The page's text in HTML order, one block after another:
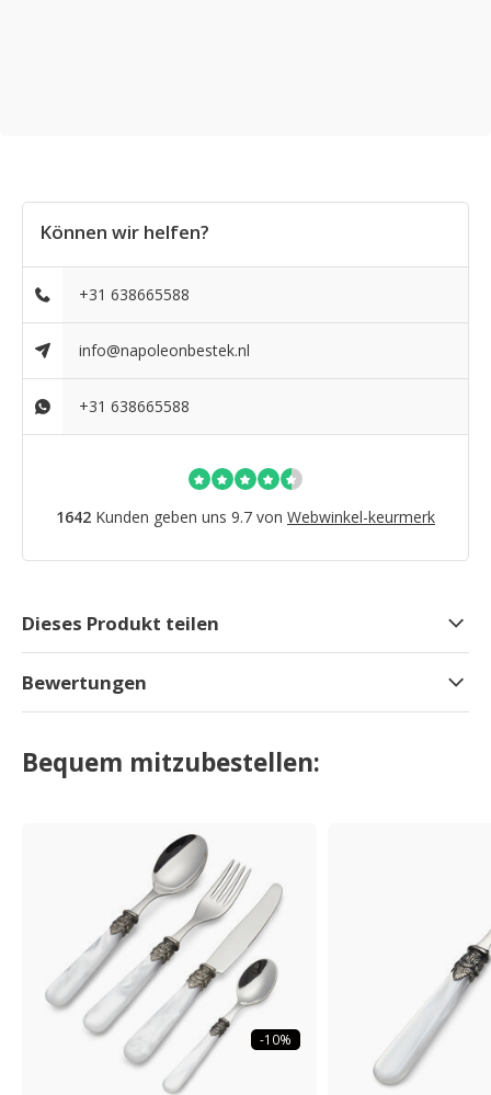
Können wir helfen?
+31 638665588
info@napoleonbestek.nl
+31 638665588
1642 Kunden geben uns 9.7 von Webwinkel-keurmerk
Dieses Produkt teilen
Bewertungen
Bequem mitzubestellen:
-10%